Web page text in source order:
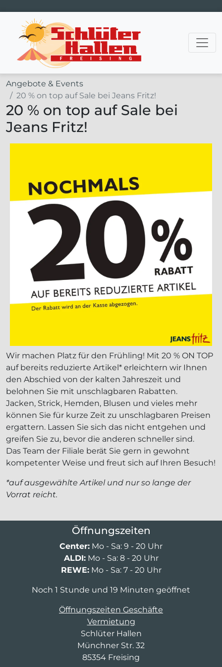
Hauptnavigation
Angebote & Events
20 % on top auf Sale bei Jeans Fritz!
20 % on top auf Sale bei
Jeans Fritz!
Wir machen Platz für den Frühling! Mit 20 % ON TOP
auf bereits reduzierte Artikel* erleichtern wir Ihnen
den Abschied von der kalten Jahreszeit und
belohnen Sie mit unschlagbaren Rabatten.
Jacken, Strick, Hemden, Blusen und vieles mehr
können Sie für kurze Zeit zu unschlagbaren Preisen
ergattern. Lassen Sie sich das nicht entgehen und
greifen Sie zu, bevor die anderen schneller sind.
Das Team der Filiale berät Sie gern in gewohnt
kompetenter Weise und freut sich auf Ihren Besuch!
*auf ausgewählte Artikel und nur so lange der
Vorrat reicht.
Öffnungszeiten
Center: Mo - Sa: 9 - 20 Uhr
ALDI:Mo - Sa: 8 - 20 Uhr
REWE:Mo - Sa: 7 - 20 Uhr
Noch 1 Stunde und 19 Minuten geöffnet
Öffnungszeiten Geschäfte
Vermietung
Schlüter Hallen
Münchner Str. 32
85354 Freising